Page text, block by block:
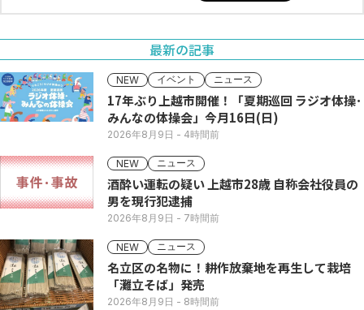
最新の記事
NEW イベント ニュース
17年ぶり上越市開催！「夏期巡回 ラジオ体操･
みんなの体操会」今月16日(日)
2026年8月9日 - 4時間前
NEW ニュース
酒酔い運転の疑い 上越市28歳 自称会社役員の
男を現行犯逮捕
2026年8月9日 - 7時間前
NEW ニュース
名立区の名物に！耕作放棄地を再生して栽培
「灘立そば」発売
2026年8月9日 - 8時間前